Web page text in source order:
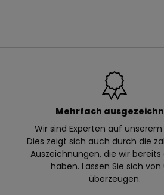
Mehrfach
Wir sind Experten auf
Dies zeigt sich auch durch die
Auszeichnungen, die wir
haben. Lassen Sie sich von
überzeugen.